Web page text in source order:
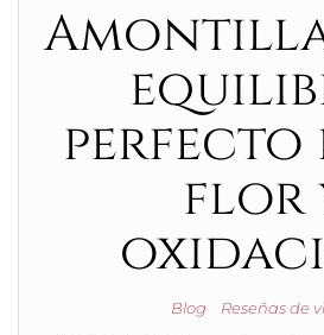
perfecto
flor
Blog Reseñas de